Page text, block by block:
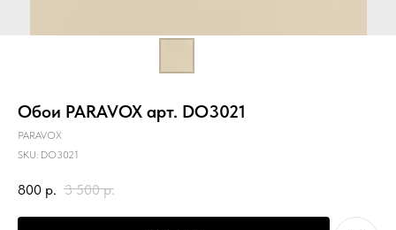
Обои PARAVOX арт. DO3021
PARAVOX
SKU: DO3021
800 р. 3 500 р.